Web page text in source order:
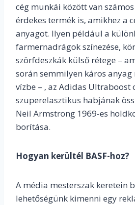
cég munkái között van
érdekes termék is, amikhez a
anyagot. Ilyen például a
farmernadrágok színezése,
szörfdeszkák külső rétege –
során semmilyen káros anyag
vízbe – , az Adidas Ultraboost
szuperelasztikus habjának
Neil Armstrong 1969-es
borítása.
Hogyan kerültél BASF-hoz?
A média mesterszak keretein
lehetőségünk kimenni egy